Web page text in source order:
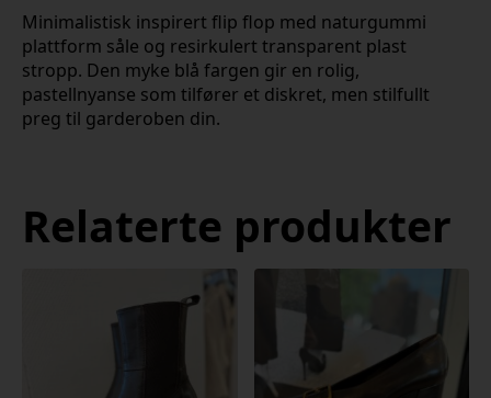
Minimalistisk inspirert flip flop med naturgummi
plattform såle og resirkulert transparent plast
stropp. Den myke blå fargen gir en rolig,
pastellnyanse som tilfører et diskret, men stilfullt
preg til garderoben din.
Relaterte produkter